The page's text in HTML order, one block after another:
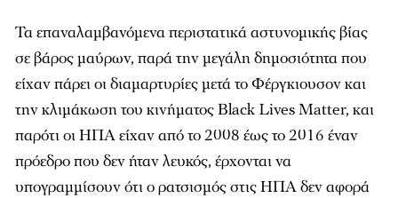
Τα επαναλαμβανόμενα περιστατικά αστυνομικής βίας
σε βάρος μαύρων, παρά την μεγάλη δημοσιότητα που
είχαν πάρει οι διαμαρτυρίες μετά το Φέργκιουσον και
την κλιμάκωση του κινήματος Black Lives Matter, και
παρότι οι ΗΠΑ είχαν από το 2008 έως το 2016 έναν
πρόεδρο που δεν ήταν λευκός, έρχονται να
υπογραμμίσουν ότι ο ρατσισμός στις ΗΠΑ δεν αφορά